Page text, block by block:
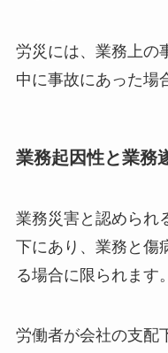
労災には、業務上の
中に事故にあった場
業務起因性と業務
業務災害と認められ
下にあり、業務と傷
る場合に限られます。
労働者が会社の支配